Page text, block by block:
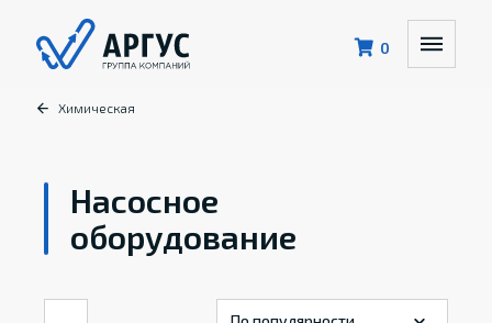
0
Химическая
Насосное
оборудование